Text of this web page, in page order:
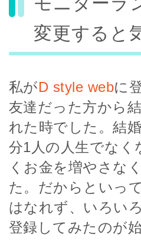
変更すると
私がD style webに
友達だった方から
れた時でした。結
分1人の人生でな
くお金を増やさな
た。だからといっ
はなれず、いろい
登録してみたのが